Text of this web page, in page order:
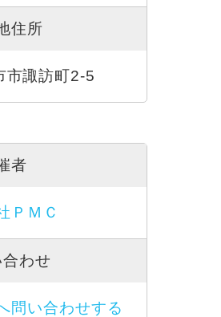
住所
市諏訪町2-5
者
ＰＭＣ
わせ
問い合わせする